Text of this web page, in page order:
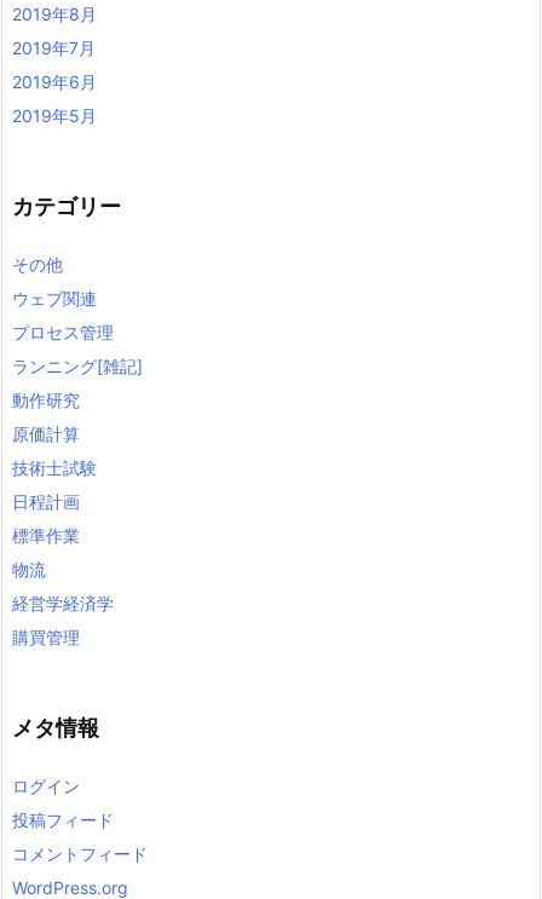
2019年8月
2019年7月
2019年6月
2019年5月
カテゴリー
その他
ウェブ関連
プロセス管理
ランニング[雑記]
動作研究
原価計算
技術士試験
日程計画
標準作業
物流
経営学経済学
購買管理
メタ情報
ログイン
投稿フィード
コメントフィード
WordPress.org